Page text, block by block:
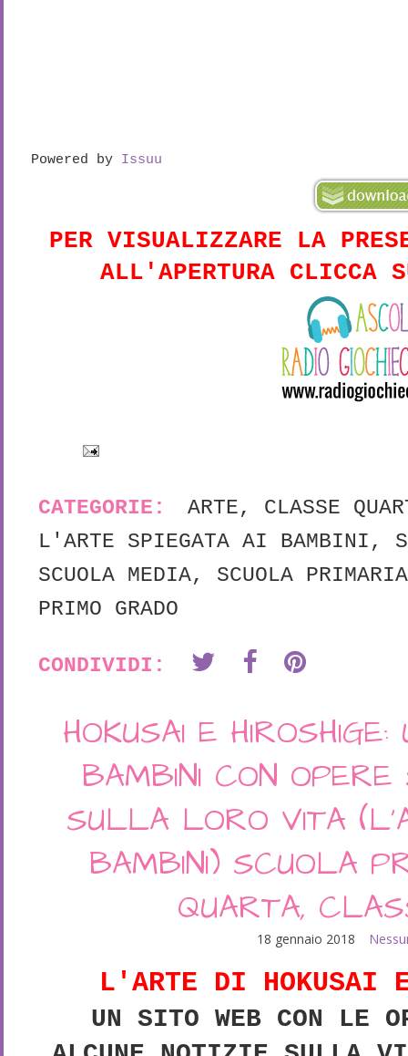
Powered by Issuu
PER VISUALIZZARE LA
ALL'APERTURA CLICCA
CATEGORIE: ARTE, CLASSE
L'ARTE SPIEGATA AI BAMBINI,
SCUOLA MEDIA, SCUOLA PRIMARIA
PRIMO GRADO
CONDIVIDI:
HOKUSAI E
BAMBINI CON
SULLA LORO VITA
BAMBINI) SCUOLA
QUARTA,
18 gennaio 2018
L'ARTE DI HOKUSAI
UN SITO WEB CON LE